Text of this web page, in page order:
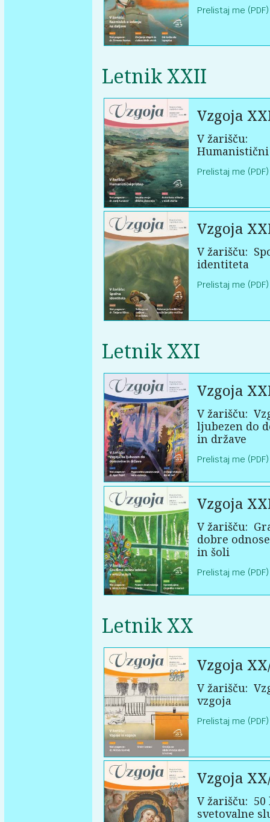
Prelistaj me (PDF)
Letnik XXII
Vzgoja
V žarišču:
Prelistaj me (PDF)
Vzgoja
V žarišču:
identiteta
Prelistaj me (PDF)
Letnik XXI
Vzgoja
V žarišču:
ljubezen do
in države
Prelistaj me (PDF)
Vzgoja
V žarišču:
dobre
in šoli
Prelistaj me (PDF)
Letnik XX
Vzgoja
V žarišču:
vzgoja
Prelistaj me (PDF)
Vzgoja
V žarišču: 50
svetovalne